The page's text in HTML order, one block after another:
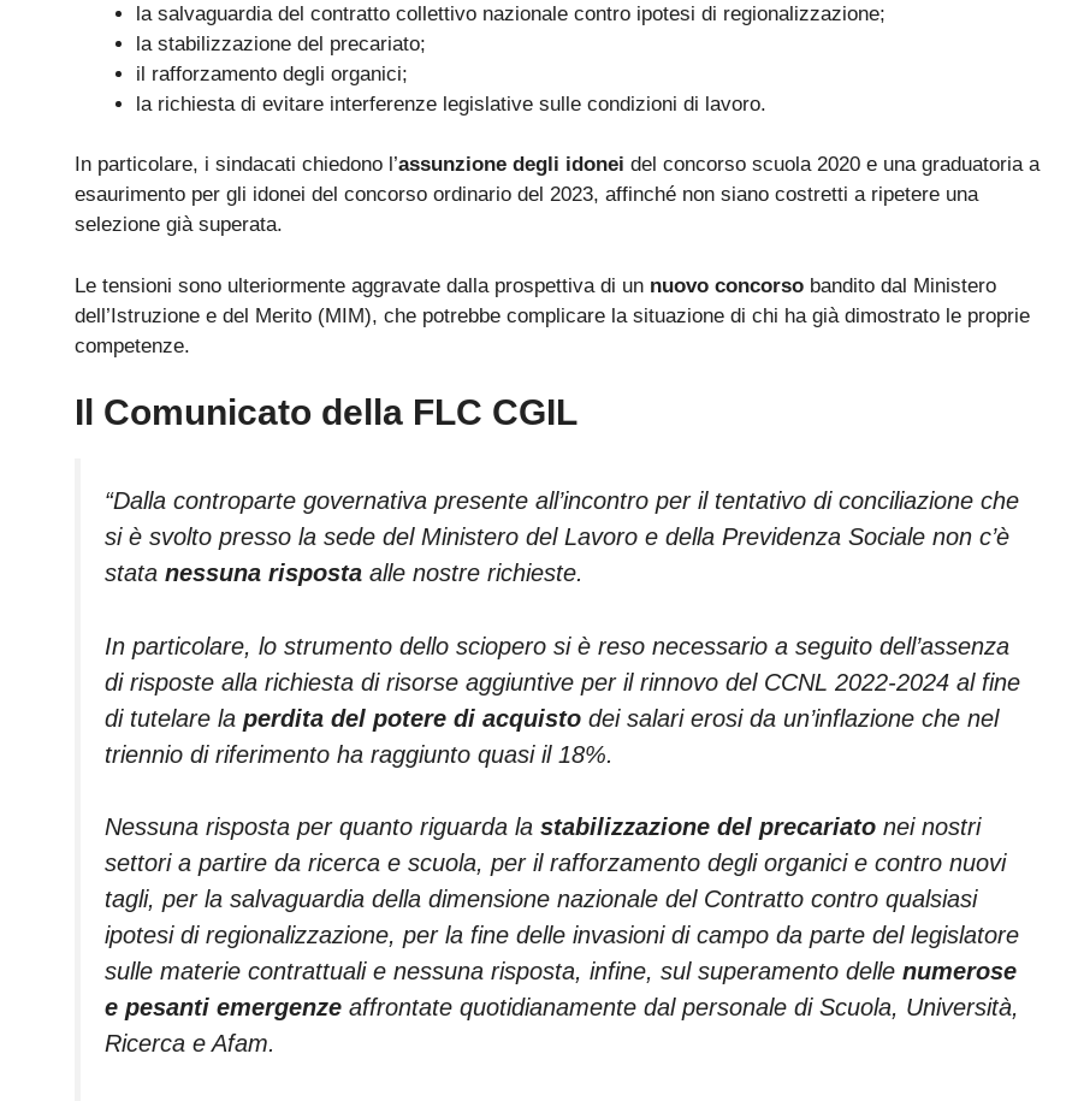
la salvaguardia del contratto collettivo nazionale contro ipotesi di regionalizzazione;
la stabilizzazione del precariato;
il rafforzamento degli organici;
la richiesta di evitare interferenze legislative sulle condizioni di lavoro.
In particolare, i sindacati chiedono l’assunzione degli idonei del concorso scuola 2020 e una graduatoria a
esaurimento per gli idonei del concorso ordinario del 2023, affinché non siano costretti a ripetere una
selezione già superata.
Le tensioni sono ulteriormente aggravate dalla prospettiva di un nuovo concorso bandito dal Ministero
dell’Istruzione e del Merito (MIM), che potrebbe complicare la situazione di chi ha già dimostrato le proprie
competenze.
Il Comunicato della FLC CGIL
“Dalla controparte governativa presente all’incontro per il tentativo di conciliazione che
si è svolto presso la sede del Ministero del Lavoro e della Previdenza Sociale non c’è
stata nessuna risposta alle nostre richieste.
In particolare, lo strumento dello sciopero si è reso necessario a seguito dell’assenza
di risposte alla richiesta di risorse aggiuntive per il rinnovo del CCNL 2022-2024 al fine
di tutelare la perdita del potere di acquisto dei salari erosi da un’inflazione che nel
triennio di riferimento ha raggiunto quasi il 18%.
Nessuna risposta per quanto riguarda la stabilizzazione del precariato nei nostri
settori a partire da ricerca e scuola, per il rafforzamento degli organici e contro nuovi
tagli, per la salvaguardia della dimensione nazionale del Contratto contro qualsiasi
ipotesi di regionalizzazione, per la fine delle invasioni di campo da parte del legislatore
sulle materie contrattuali e nessuna risposta, infine, sul superamento delle numerose
e pesanti emergenze affrontate quotidianamente dal personale di Scuola, Università,
Ricerca e Afam.
Guida omaggio aggiornata a maggio 2026
La nuova classificazione CCNL 2019-2021 (4 aree, nuovi profili)
Sì, voglio la guida omaggio